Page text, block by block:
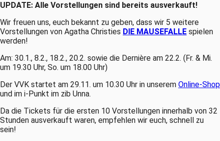
UPDATE: Alle Vorstellungen sind bereits ausverkauft!
Wir freuen uns, euch bekannt zu geben, dass wir 5 weitere
Vorstellungen von Agatha Christies DIE MAUSEFALLE spielen
werden!
Am: 30.1., 8.2., 18.2., 20.2. sowie die Dernière am 22.2. (Fr. & Mi.
um 19.30 Uhr, So. um 18.00 Uhr)
Der VVK startet am 29.11. um 10.30 Uhr in unserem Online-Shop
und im i-Punkt im zib Unna.
Da die Tickets für die ersten 10 Vorstellungen innerhalb von 32
Stunden ausverkauft waren, empfehlen wir euch, schnell zu
sein!